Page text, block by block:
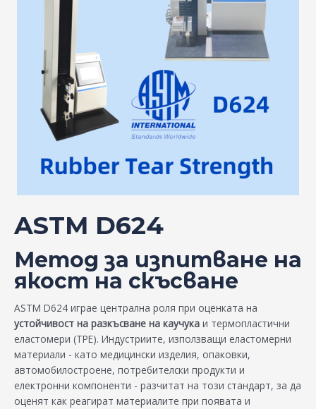
ASTM D624
Метод за изпитване на
якост на скъсване
ASTM D624 играе централна роля при оценката на
устойчивост на разкъсване на каучука и термопластични
еластомери (TPE). Индустриите, използващи еластомерни
материали - като медицински изделия, опаковки,
автомобилостроене, потребителски продукти и
електронни компоненти - разчитат на този стандарт, за да
оценят как реагират материалите при появата и